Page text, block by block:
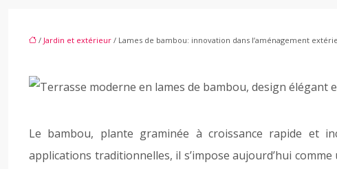
/ Jardin et extérieur / Lames de bambou: innovation dans l’aménagement
Le bambou, plante graminée à croissance rapide et
applications traditionnelles, il s’impose aujourd’hui